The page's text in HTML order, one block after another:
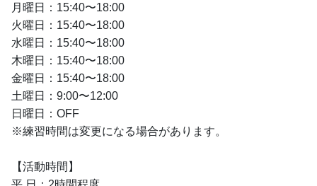
月曜日：15:40〜18:00
火曜日：15:40〜18:00
水曜日：15:40〜18:00
木曜日：15:40〜18:00
金曜日：15:40〜18:00
土曜日：9:00〜12:00
日曜日：OFF
※練習時間は変更になる場合があります。
【活動時間】